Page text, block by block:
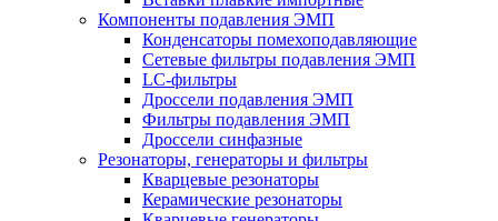
Компоненты подавления ЭМП
Конденсаторы помехоподавляющие
Сетевые фильтры подавления ЭМП
LC-фильтры
Дроссели подавления ЭМП
Фильтры подавления ЭМП
Дроссели синфазные
Резонаторы, генераторы и фильтры
Кварцевые резонаторы
Керамические резонаторы